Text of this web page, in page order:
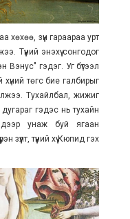
зүүн гараараа урт
Түүний энэхүү сонгодог
Вэнус" гэдэг. Уг бүтээл
төгс бие галбирыг
Тухайлбал, жижиг
дугараг гэдэс нь тухайн
дээр унаж буй ягаан
түүний хүү Кюпид гэх